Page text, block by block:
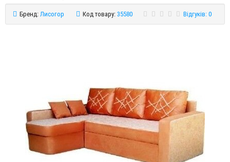
Бренд:Лисогор Код товару:35580 Відгуків: 0